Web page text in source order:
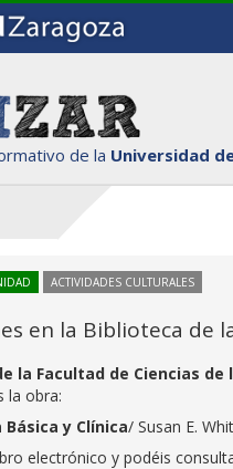
de la Universidad
ACTIVIDADES CULTURALES
en la Biblioteca de
la Facultad de Ciencias de
la obra:
y Clínica/ Susan E.
electrónico y podéis